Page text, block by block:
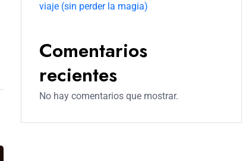
viaje (sin perder la magia)
Comentarios
recientes
No hay comentarios que mostrar.